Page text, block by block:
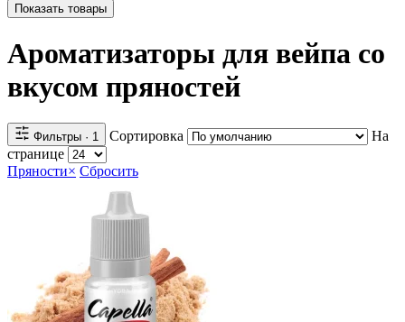
Показать товары
Ароматизаторы для вейпа со
вкусом пряностей
Фильтры · 1 Сортировка
На
странице
Пряности× Сбросить